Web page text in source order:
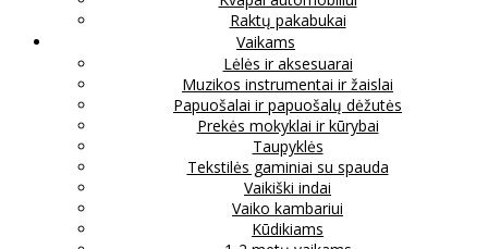
Raktų pakabukai
Vaikams
Lėlės ir aksesuarai
Muzikos instrumentai ir žaislai
Papuošalai ir papuošalų dėžutės
Prekės mokyklai ir kūrybai
Taupyklės
Tekstilės gaminiai su spauda
Vaikiški indai
Vaiko kambariui
Kūdikiams